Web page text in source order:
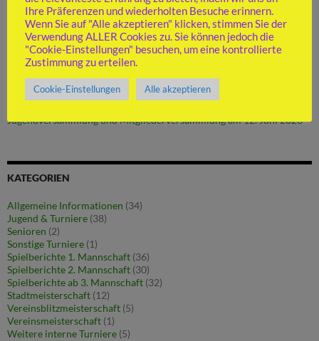
NEUESTE BEITRÄGE
Hinter den Kulissen: So arbeitet der SV Nürtingen
Nürtinger U16 Mädels erneut baden-württembergische
Meisterinnen
Vereinsjugend-Meister ist Friedrich Seischab
Jugendversammlung und Mitgliederversammlung am 12. Juni 2026
KATEGORIEN
Allgemeine Informationen (34)
Jugend & Turniere (38)
Senioren (2)
Sonstige Turniere (1)
Spielberichte 1. Mannschaft (36)
Spielberichte 2. Mannschaft (30)
Spielberichte ab 3. Mannschaft (32)
Stadtmeisterschaft (12)
Vereinsblitzmeisterschaft (5)
Vereinsmeisterschaft (1)
Weitere interne Turniere (5)
Ihre Präferenzen und wiederholten Besuche erinnern.
Wenn Sie auf "Alle akzeptieren" klicken, stimmen Sie der
Verwendung ALLER Cookies zu. Sie können jedoch die
"Cookie-Einstellungen" besuchen, um eine kontrollierte
Zustimmung zu erteilen.
Cookie-Einstellungen Alle akzeptieren